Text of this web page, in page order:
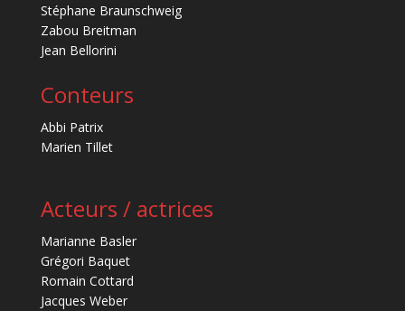
Stéphane Braunschweig
Zabou Breitman
Jean Bellorini
Conteurs
Abbi Patrix
Marien Tillet
Acteurs / actrices
Marianne Basler
Grégori Baquet
Romain Cottard
Jacques Weber